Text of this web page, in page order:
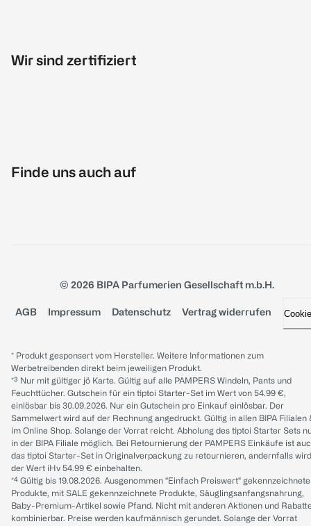
Wir sind zertifiziert
Finde uns auch auf
© 2026 BIPA Parfumerien Gesellschaft m.b.H.
AGB Impressum Datenschutz Vertrag widerrufen
* Produkt gesponsert vom Hersteller. Weitere Informationen zum
Werbetreibenden direkt beim jeweiligen Produkt.
*³ Nur mit gültiger jö Karte. Gültig auf alle PAMPERS Windeln, Pants und
Feuchttücher. Gutschein für ein tiptoi Starter-Set im Wert von 54.99 €,
einlösbar bis 30.09.2026. Nur ein Gutschein pro Einkauf einlösbar. Der
Sammelwert wird auf der Rechnung angedruckt. Gültig in allen BIPA Filialen
im Online Shop. Solange der Vorrat reicht. Abholung des tiptoi Starter Sets
in der BIPA Filiale möglich. Bei Retournierung der PAMPERS Einkäufe ist
das tiptoi Starter-Set in Originalverpackung zu retournieren, andernfalls wird
der Wert iHv 54.99 € einbehalten.
*⁴ Gültig bis 19.08.2026. Ausgenommen "Einfach Preiswert" gekennzeichnete
Produkte, mit SALE gekennzeichnete Produkte, Säuglingsanfangsnahrung,
Baby-Premium-Artikel sowie Pfand. Nicht mit anderen Aktionen und
kombinierbar. Preise werden kaufmännisch gerundet. Solange der Vorrat